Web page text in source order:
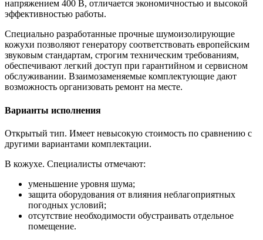
напряжением 400 В, отличается экономичностью и высокой
эффективностью работы.
Специально разработанные прочные шумоизолирующие
кожухи позволяют генератору соответствовать европейским
звуковым стандартам, строгим техническим требованиям,
обеспечивают легкий доступ при гарантийном и сервисном
обслуживании. Взаимозаменяемые комплектующие дают
возможность организовать ремонт на месте.
Варианты исполнения
Открытый тип. Имеет невысокую стоимость по сравнению с
другими вариантами комплектации.
В кожухе. Специалисты отмечают:
уменьшение уровня шума;
защита оборудования от влияния неблагоприятных
погодных условий;
отсутствие необходимости обустраивать отдельное
помещение.